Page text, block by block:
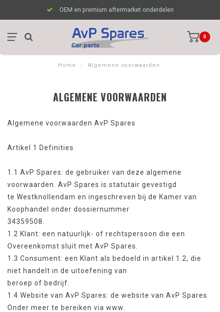
OEM en premium aftermarket onderdelen
0
Home / Algemene voorwaarden
ALGEMENE VOORWAARDEN
Algemene voorwaarden AvP Spares
Artikel 1 Definities
1.1 AvP Spares: de gebruiker van deze algemene
voorwaarden. AvP Spares is statutair gevestigd
te Westknollendam en ingeschreven bij de Kamer van
Koophandel onder dossiernummer
34359508.
1.2 Klant: een natuurlijk- of rechtspersoon die een
Overeenkomst sluit met AvP Spares.
1.3 Consument: een Klant als bedoeld in artikel 1.2, die
niet handelt in de uitoefening van
beroep of bedrijf.
1.4 Website van AvP Spares: de website van AvP Spares.
Onder meer te bereiken via www.